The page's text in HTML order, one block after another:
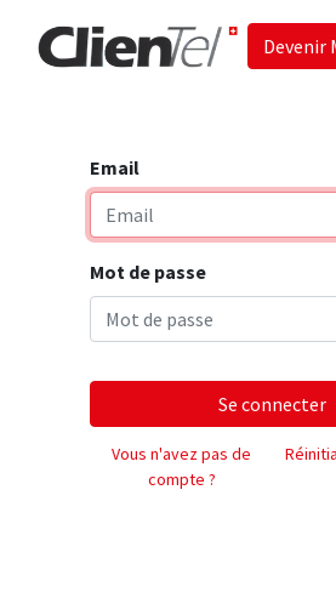
Devenir
Email
Mot de passe
Se connecter
Vous n'avez pas de
compte ?